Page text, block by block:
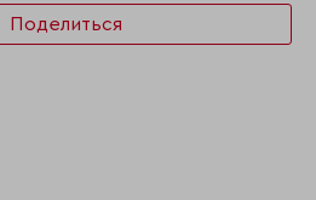
Поделиться